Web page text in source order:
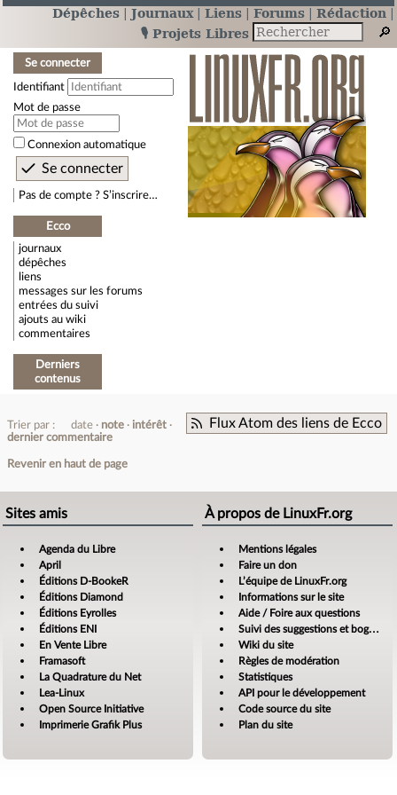
Dépêches Journaux Liens Forums
Rédaction
🎙️ Projets Libres
Se connecter
Identifiant
Mot de passe
Connexion automatique
Pas de compte ? S’inscrire…
Ecco
journaux
dépêches
liens
messages sur les forums
entrées du suivi
ajouts au wiki
commentaires
Derniers
contenus
Flux Atom des liens de Ecco
Trier par : date note
intérêt
dernier commentaire
Revenir en haut de page
Sites amis
Agenda du Libre
April
Éditions D-BookeR
Éditions Diamond
Éditions Eyrolles
Éditions ENI
En Vente Libre
Framasoft
La Quadrature du Net
Lea-Linux
Open Source Initiative
Imprimerie Grafik Plus
À propos de LinuxFr.org
Mentions légales
Faire un don
L’équipe de LinuxFr.org
Informations sur le site
Aide / Foire aux questions
Suivi des suggestions et bogues
Wiki du site
Règles de modération
Statistiques
API pour le développement
Code source du site
Plan du site